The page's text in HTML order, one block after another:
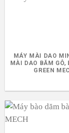
MÁY MÀI DAO
MÀI DAO BĂM GỖ,
GREEN